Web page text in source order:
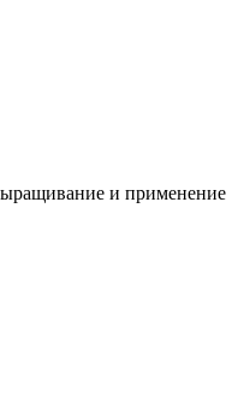
и применение